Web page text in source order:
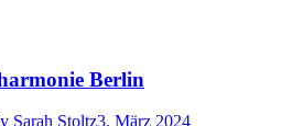
Berlin
Sarah Stoltz3. März 2024